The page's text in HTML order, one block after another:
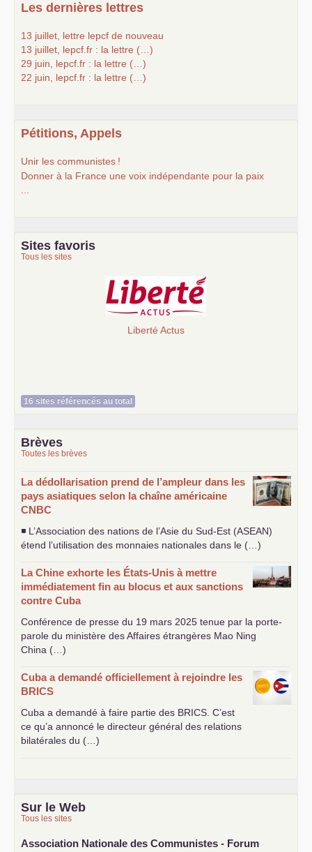
Les dernières lettres
13 juillet, lettre lepcf de nouveau
13 juillet, lepcf.fr : la lettre (…)
29 juin, lepcf.fr : la lettre (…)
22 juin, lepcf.fr : la lettre (…)
Pétitions, Appels
Unir les communistes !
Donner à la France une voix indépendante pour la paix
Sites favoris
Tous les sites
Liberté Actus
16 sites référencés au total
Brèves
Toutes les brèves
La dédollarisation prend de l’ampleur dans les
pays asiatiques selon la chaîne américaine
CNBC
◾ L’Association des nations de l’Asie du Sud-Est (ASEAN)
étend l’utilisation des monnaies nationales dans le (…)
La Chine exhorte les États-Unis à mettre
immédiatement fin au blocus et aux sanctions
contre Cuba
Conférence de presse du 19 mars 2025 tenue par la porte-
parole du ministère des Affaires étrangères Mao Ning
China (…)
Cuba a demandé officiellement à rejoindre les
BRICS
Cuba a demandé à faire partie des BRICS . C’est
ce qu’a annoncé le directeur général des relations
bilatérales du (…)
Sur le Web
Tous les sites
Association Nationale des Communistes - Forum